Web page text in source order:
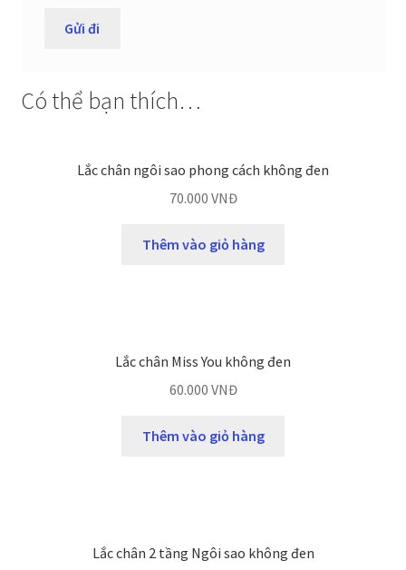
Có thể bạn thích…
Lắc chân ngôi sao phong cách không đen
70.000 VNĐ
Thêm vào giỏ hàng
Lắc chân Miss You không đen
60.000 VNĐ
Thêm vào giỏ hàng
Lắc chân 2 tầng Ngôi sao không đen